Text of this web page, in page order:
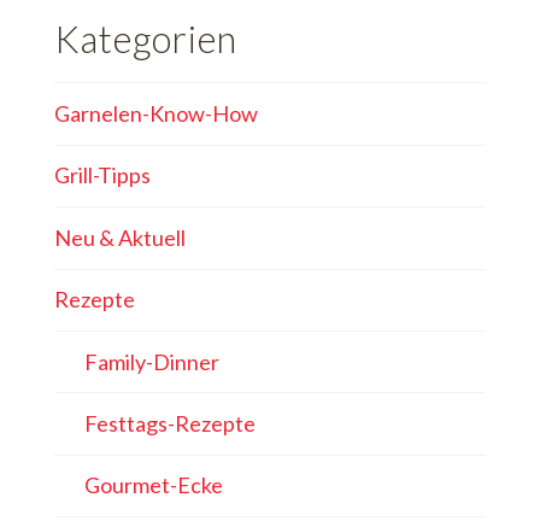
Kategorien
Garnelen-Know-How
Grill-Tipps
Neu & Aktuell
Rezepte
Family-Dinner
Festtags-Rezepte
Gourmet-Ecke